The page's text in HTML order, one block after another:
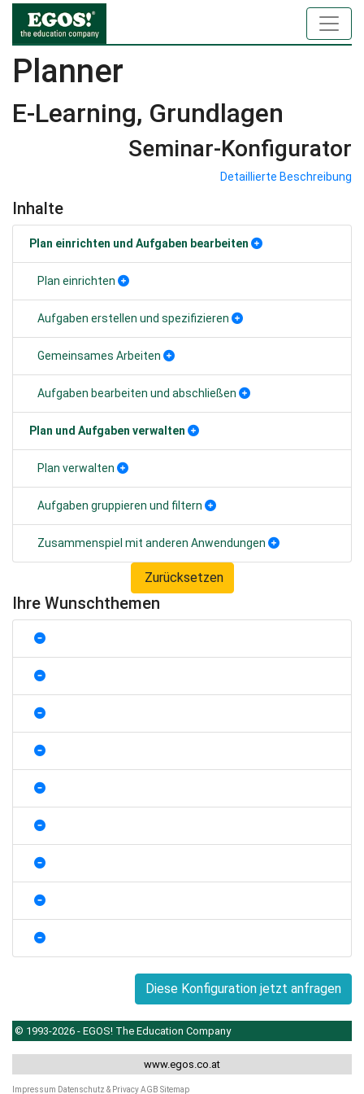
Planner
E-Learning, Grundlagen
Seminar-Konfigurator
Detaillierte Beschreibung
Inhalte
Plan einrichten und Aufgaben bearbeiten
Plan einrichten
Aufgaben erstellen und spezifizieren
Gemeinsames Arbeiten
Aufgaben bearbeiten und abschließen
Plan und Aufgaben verwalten
Plan verwalten
Aufgaben gruppieren und filtern
Zusammenspiel mit anderen Anwendungen
Zurücksetzen
Ihre Wunschthemen
Diese Konfiguration jetzt anfragen
© 1993-2026 - EGOS! The Education Company
www.egos.co.at
Impressum Datenschutz & PrivacyAGB Sitemap